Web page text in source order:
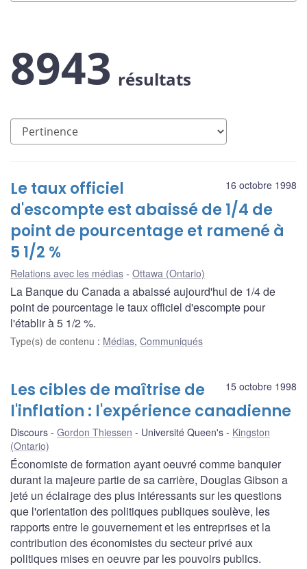
8943 résultats
16 octobre 1998
Le taux officiel
d'escompte est abaissé de 1/4 de
point de pourcentage et ramené à
5 1/2 %
Relations avec les médias Ottawa (Ontario)
La Banque du Canada a abaissé aujourd'hui de 1/4 de
point de pourcentage le taux officiel d'escompte pour
l'établir à 5 1/2 %.
Type(s) de contenu : Médias, Communiqués
15 octobre 1998
Les cibles de maîtrise de
l'inflation : l'expérience canadienne
Discours Gordon Thiessen Université Queen's
Kingston
(Ontario)
Économiste de formation ayant oeuvré comme banquier
durant la majeure partie de sa carrière, Douglas Gibson a
jeté un éclairage des plus intéressants sur les questions
que l'orientation des politiques publiques soulève, les
rapports entre le gouvernement et les entreprises et la
contribution des économistes du secteur privé aux
politiques mises en oeuvre par les pouvoirs publics.